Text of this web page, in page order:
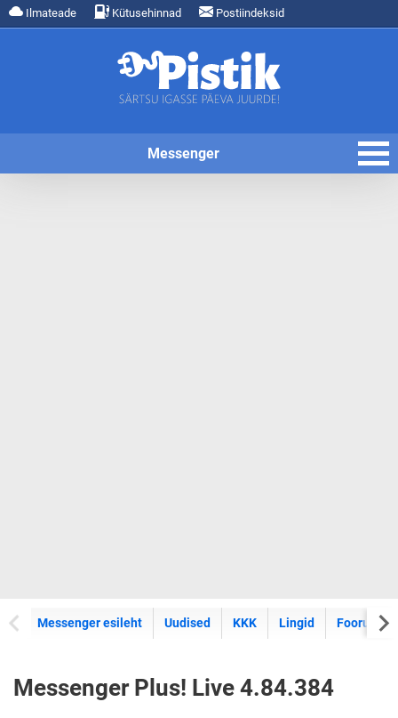
Ilmateade Kütusehinnad Postiindeksid
Messenger
Messenger esileht Uudised KKK Lingid Foorum
Messenger Plus! Live 4.84.384